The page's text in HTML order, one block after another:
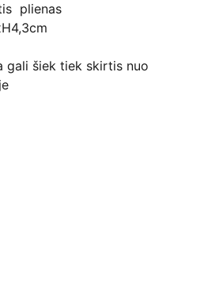
plienas
gali šiek tiek skirtis nuo